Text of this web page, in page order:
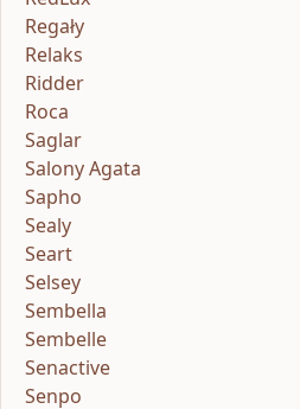
Regały
Relaks
Ridder
Roca
Saglar
Salony Agata
Sapho
Sealy
Seart
Selsey
Sembella
Sembelle
Senactive
Senpo